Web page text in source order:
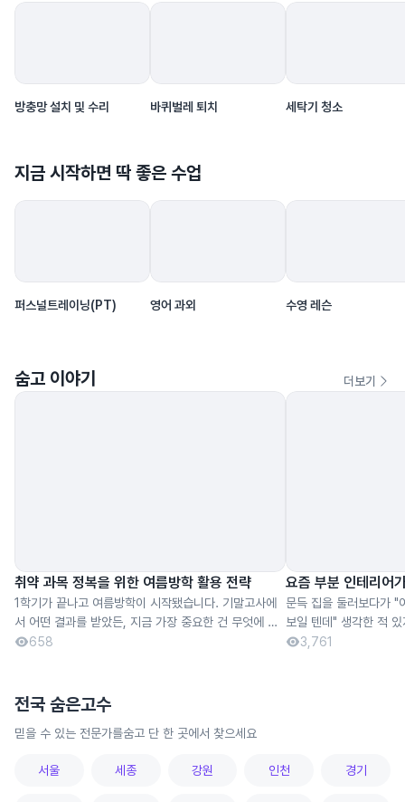
방충망 설치 및 수리 바퀴벌레 퇴치 세탁기 청소
지금 시작하면 딱 좋은 수업
퍼스널트레이닝(PT) 영어 과외 수영 레슨
숨고 이야기 더보기
취약 과목 정복을 위한 여름방학 활용 전략
1학기가 끝나고 여름방학이 시작됐습니다. 기말고사에
서 어떤 결과를 받았든, 지금 가장 중요한 건 무엇에 집
중해야 할지 알게 됐다는 점입니다. 그 교훈을 이번 여름
658
요즘 부분 인테리어
문득 집을 둘러보다가 "
보일 텐데" 생각한 적
아 보이는 욕실, 집 분
3,761
전국 숨은고수
믿을 수 있는 전문가를숨고 단 한 곳에서 찾으세요
서울 세종 강원 인천 경기